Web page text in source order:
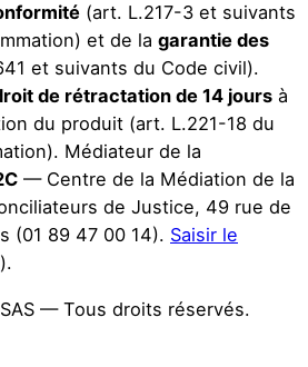
(art. L.217-3 et suivants
et de la garantie des
et suivants du Code civil).
de rétractation de 14 jours à
du produit (art. L.221-18 du
Médiateur de la
— Centre de la Médiation de la
de Justice, 49 rue de
(01 89 47 00 14). Saisir le
).
— Tous droits réservés.